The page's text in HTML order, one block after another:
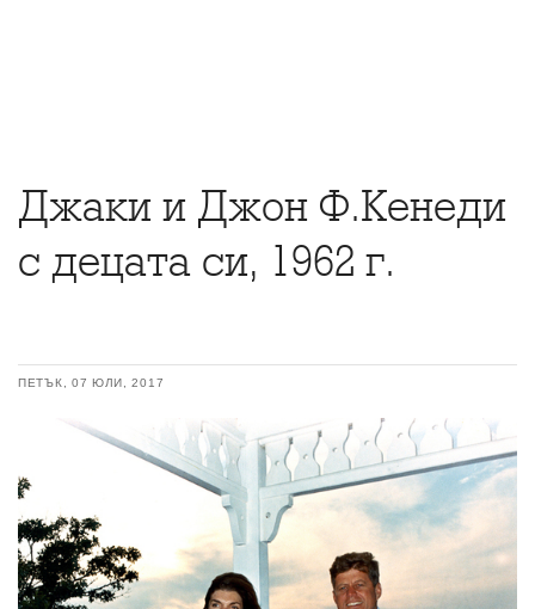
Джаки и Джон Ф.Кенеди
с децата си, 1962 г.
ПЕТЪК, 07 ЮЛИ, 2017